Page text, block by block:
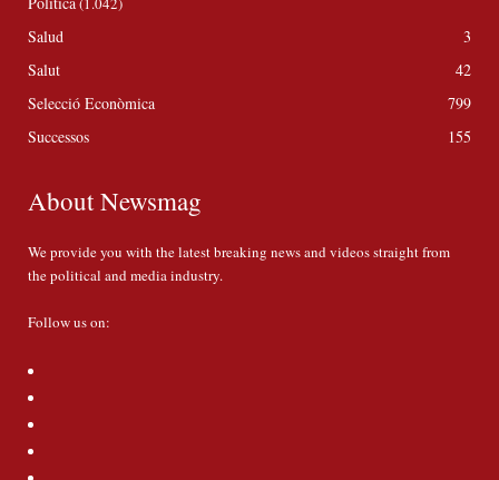
Salud
3
Salut
42
Selecció Econòmica
799
Successos
155
About Newsmag
We provide you with the latest breaking news and videos straight from
the political and media industry.
Follow us on: